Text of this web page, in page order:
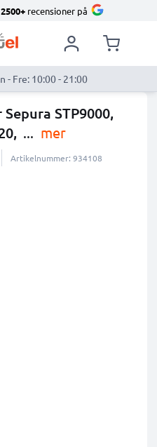
2500+ recensioner på
- Fre: 10:00 - 21:00
STP9000,
... mer
Artikelnummer: 934108